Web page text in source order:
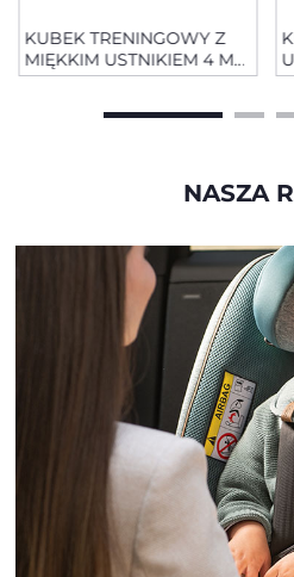
KUBEK TRENINGOWY Z
MIĘKKIM USTNIKIEM 4 M+
200 ML
NASZA